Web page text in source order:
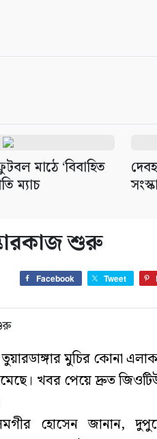
মাঠে ‘বিবাহিত
ম্যাচ
শুরু
Facebook Tweet
মুচির কোনা
খবর পেয়ে দ্রুত
হোসেন জানান,